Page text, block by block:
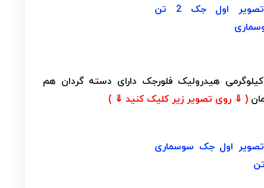
جک سوسماری ۲تن ۱٠ کیلوگرمی هیدرولیک فلورجک دارای دسته گردان هم
( ⇓ روی تصویر زیر کلیک کنید ⇓ )